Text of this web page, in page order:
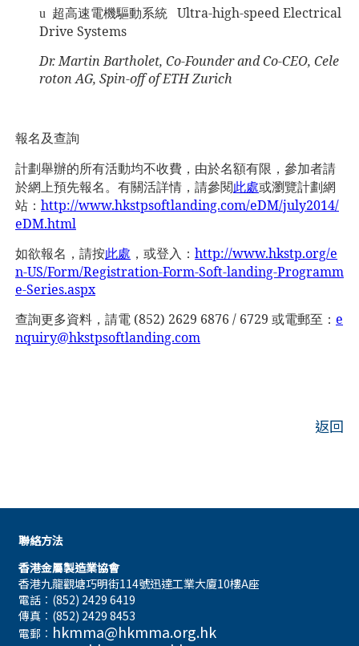
u 超高速電機驅動系統 Ultra-high-speed Electrical
Drive Systems
Dr. Martin Bartholet, Co-Founder and Co-CEO, Cele
roton AG, Spin-off of ETH Zurich
報名及查詢
計劃舉辦的所有活動均不收費， 由於名額有限， 參加者請
於網上預先報名。有關活詳情，請參閱此處或瀏覽計劃網
站： http://www.hkstpsoftlanding.com/eDM/july2014/
eDM.html
如欲報名，請按此處 ，或登入： http://www.hkstp.org/e
n-US/Form/Registration-Form-Soft-landing-Programm
e-Series.aspx
查詢更多資料，請電 (852) 2629 6876 / 6729 或電郵至： e
nquiry@hkstpsoftlanding.com
返回
聯絡方法
香港金屬製造業協會
香港九龍觀塘巧明街114號迅達工業大廈10樓A座
電話︰(852) 2429 6419
傳真︰(852) 2429 8453
電郵︰ hkmma@hkmma.org.hk